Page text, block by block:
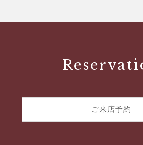
ご来店予約